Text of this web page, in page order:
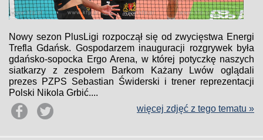
Nowy sezon PlusLigi rozpoczął się od zwycięstwa Energi
Trefla Gdańsk. Gospodarzem inauguracji rozgrywek była
gdańsko-sopocka Ergo Arena, w której potyczkę naszych
siatkarzy z zespołem Barkom Każany Lwów oglądali
prezes PZPS Sebastian Świderski i trener reprezentacji
Polski Nikola Grbić....
więcej zdjęć z tego tematu »